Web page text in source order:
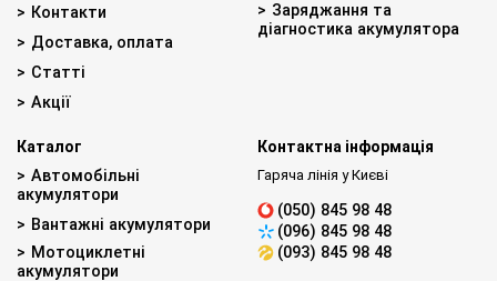
Контакти
Доставка, оплата
Статті
Акції
Заряджання та
діагностика акумулятора
Каталог
Автомобільні
акумулятори
Вантажні акумулятори
Мотоциклетні
акумулятори
Контактна інформація
Гаряча лінія у Києві
(050) 845 98 48
(096) 845 98 48
(093) 845 98 48